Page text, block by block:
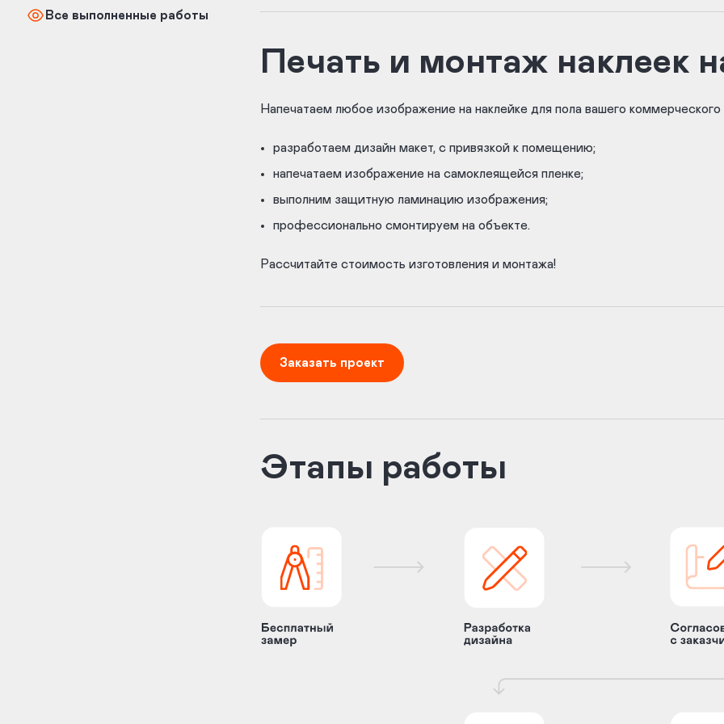
Все выполненные работы
Печать и монтаж наклеек
Напечатаем любое изображение на наклейке для пола вашего
разработаем дизайн макет, с привязкой к помещению;
напечатаем изображение на самоклеящейся пленке;
выполним защитную ламинацию изображения;
профессионально смонтируем на объекте.
Рассчитайте стоимость изготовления и монтажа!
Заказать проект
Этапы работы